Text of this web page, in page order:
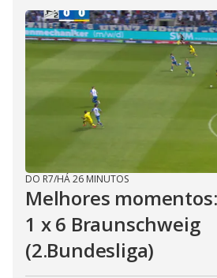
DO R7/HÁ 26 MINUTOS
Melhores
1 x 6 Braunschweig
(2.Bundesliga)